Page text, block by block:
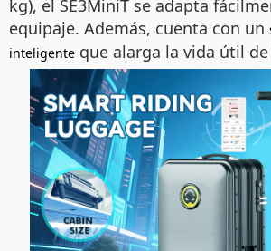
kg), el SE3MiniT se adapta
equipaje. Además, cuenta con un
inteligente que alarga la vida útil